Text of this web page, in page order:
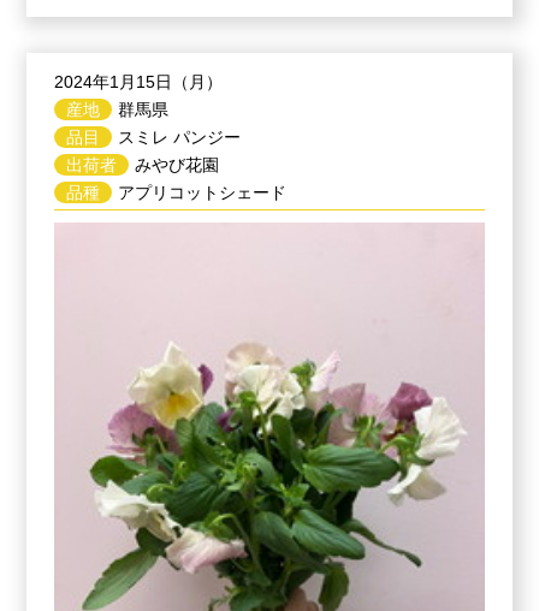
2024年1月15日（月）
産地
群馬県
品目
スミレ パンジー
出荷者
みやび花園
品種
アプリコットシェード